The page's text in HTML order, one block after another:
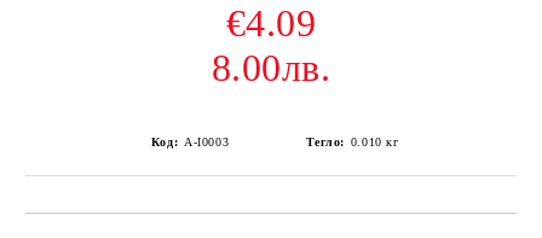
€4.09
8.00лв.
Код: A-I0003 Тегло: 0.010 кг